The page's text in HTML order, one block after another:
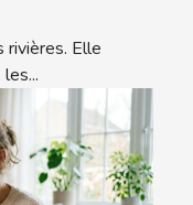
rivières. Elle